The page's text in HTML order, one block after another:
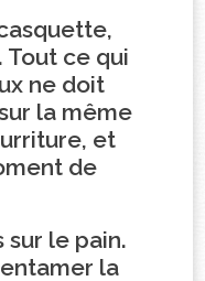
ce qui
ne doit
la même
et
de
sur le pain.
la